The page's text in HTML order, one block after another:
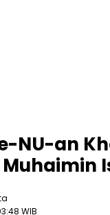
NU-an
Muhaimin
WIB